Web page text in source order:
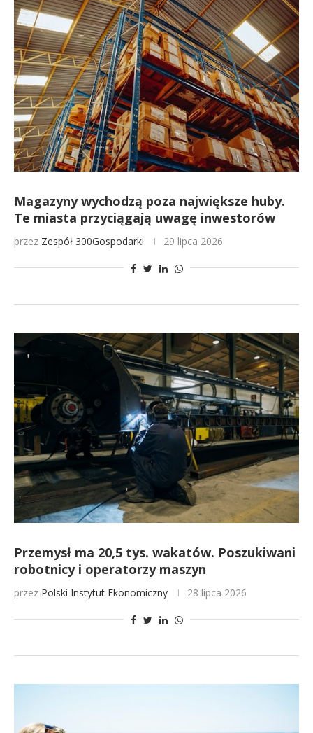
Magazyny wychodzą poza największe huby.
Te miasta przyciągają uwagę inwestorów
przez Zespół 300Gospodarki 29 lipca 2026
Przemysł ma 20,5 tys. wakatów. Poszukiwani
robotnicy i operatorzy maszyn
przez Polski Instytut Ekonomiczny 28 lipca 2026